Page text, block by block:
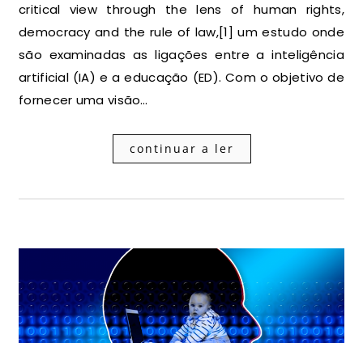
critical view through the lens of human rights,
democracy and the rule of law,[1] um estudo onde
são examinadas as ligações entre a inteligência
artificial (IA) e a educação (ED). Com o objetivo de
fornecer uma visão…
continuar a ler